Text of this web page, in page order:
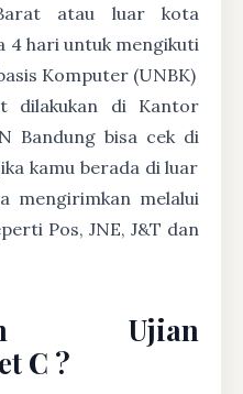
atau luar kota
4 hari untuk mengikuti
Komputer (UNBK)
dilakukan di Kantor
Bandung bisa cek di
kamu berada di luar
mengirimkan melalui
Pos, JNE, J&T dan
Ujian
C ?